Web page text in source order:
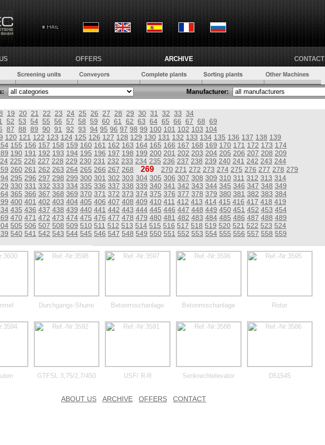
OFFERS ARCHIVE CONTACT
Manufacturer:
19 20 21 22 23 24 25 26 27 28 29 30 31 32 33 34
52 53 54 55 56 57 58 59 60 61 62 63 64 65 66 67 68 69
87 88 89 90 91 92 93 94 95 96 97 98 99 100 101 102 103 104
120 121 122 123 124 125 126 127 128 129 130 131 132 133 134 135 136 137 138 139
155 156 157 158 159 160 161 162 163 164 165 166 167 168 169 170 171 172 173 174
190 191 192 193 194 195 196 197 198 199 200 201 202 203 204 205 206 207 208 209
225 226 227 228 229 230 231 232 233 234 235 236 237 238 239 240 241 242 243 244
260 261 262 263 264 265 266 267 268 269 270 271 272 273 274 275 276 277 278 279
295 296 297 298 299 300 301 302 303 304 305 306 307 308 309 310 311 312 313 314
330 331 332 333 334 335 336 337 338 339 340 341 342 343 344 345 346 347 348 349
365 366 367 368 369 370 371 372 373 374 375 376 377 378 379 380 381 382 383 384
400 401 402 403 404 405 406 407 408 409 410 411 412 413 414 415 416 417 418 419
435 436 437 438 439 440 441 442 443 444 445 446 447 448 449 450 451 452 453 454
470 471 472 473 474 475 476 477 478 479 480 481 482 483 484 485 486 487 488 489
505 506 507 508 509 510 511 512 513 514 515 516 517 518 519 520 521 522 523 524
540 541 542 543 544 545 546 547 548 549 550 551 552 553 554 555 556 557 558 559
Durchgangs-Shurre Betonmischanlage Betonmischanlage Rotor
GTFSL 3,75/2,7/450 USF/ R-R Senkrechtelevator D51545
ABOUT US ARCHIVE OFFERS CONTACT